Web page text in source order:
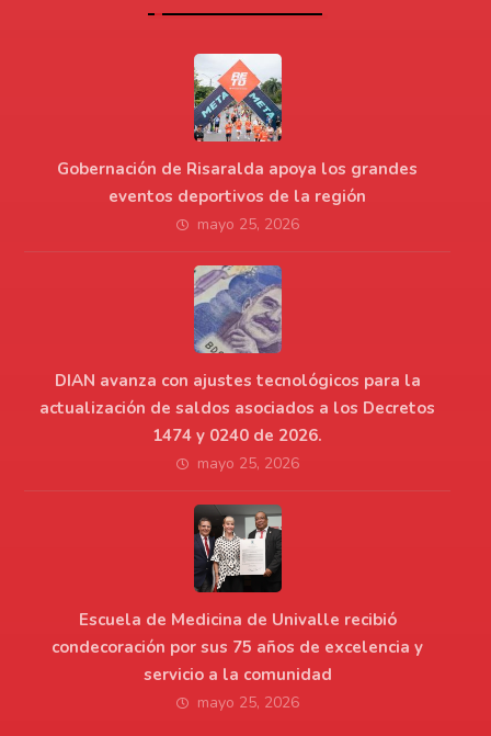
Gobernación de Risaralda apoya los grandes
eventos deportivos de la región
mayo 25, 2026
DIAN avanza con ajustes tecnológicos para la
actualización de saldos asociados a los Decretos
1474 y 0240 de 2026.
mayo 25, 2026
Escuela de Medicina de Univalle recibió
condecoración por sus 75 años de excelencia y
servicio a la comunidad
mayo 25, 2026